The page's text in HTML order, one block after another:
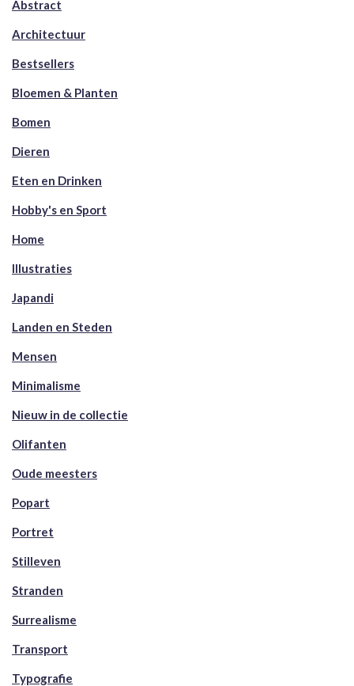
Abstract
Architectuur
Bestsellers
Bloemen & Planten
Bomen
Dieren
Eten en Drinken
Hobby's en Sport
Home
Illustraties
Japandi
Landen en Steden
Mensen
Minimalisme
Nieuw in de collectie
Olifanten
Oude meesters
Popart
Portret
Stilleven
Stranden
Surrealisme
Transport
Typografie